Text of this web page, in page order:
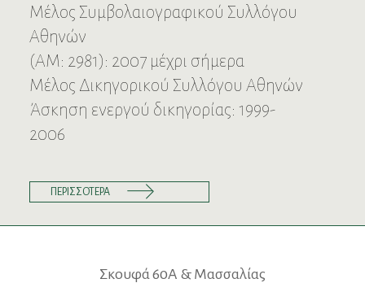
Μέλος Συμβολαιογραφικού Συλλόγου
Αθηνών
(ΑΜ: 2981): 2007 μέχρι σήμερα
Μέλος Δικηγορικού Συλλόγου Αθηνών
Άσκηση ενεργού δικηγορίας: 1999-
2006
ΠΕΡΙΣΣΟΤΕΡΑ
Σκουφά 60Α & Μασσαλίας